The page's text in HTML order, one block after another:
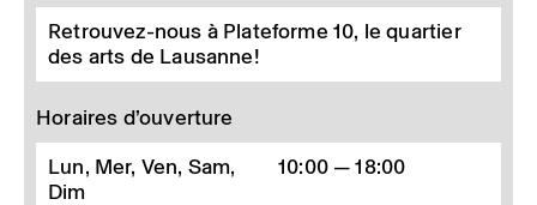
Retrouvez-nous à Plateforme 10, le quartier
des arts de Lausanne!
Horaires d’ouverture
Lun, Mer, Ven, Sam,
Dim
10:00 — 18:00